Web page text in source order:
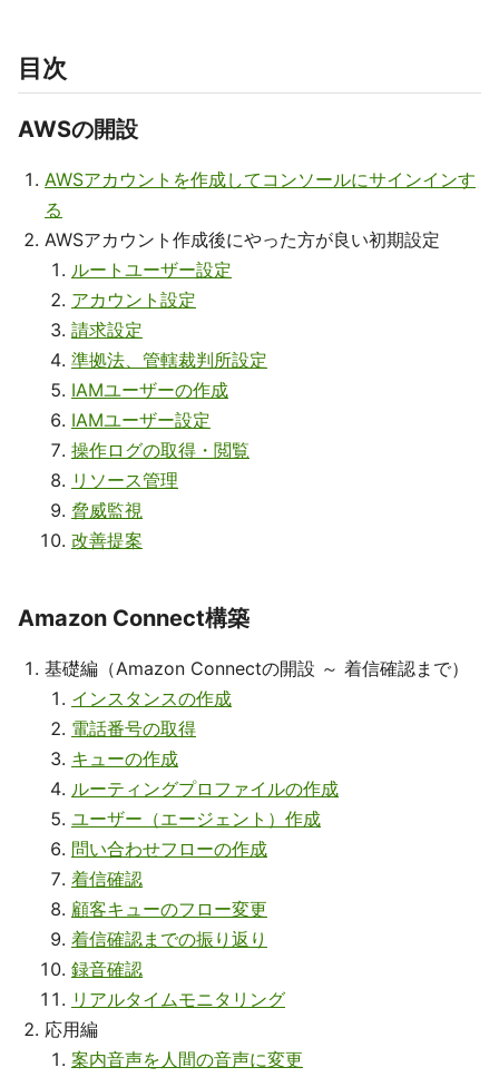
目次
AWSの開設
AWSアカウントを作成してコンソールにサインインす
る
AWSアカウント作成後にやった方が良い初期設定
ルートユーザー設定
アカウント設定
請求設定
準拠法、管轄裁判所設定
IAMユーザーの作成
IAMユーザー設定
操作ログの取得・閲覧
リソース管理
脅威監視
改善提案
Amazon Connect構築
基礎編（Amazon Connectの開設 ～ 着信確認まで）
インスタンスの作成
電話番号の取得
キューの作成
ルーティングプロファイルの作成
ユーザー（エージェント）作成
問い合わせフローの作成
着信確認
顧客キューのフロー変更
着信確認までの振り返り
録音確認
リアルタイムモニタリング
応用編
案内音声を人間の音声に変更